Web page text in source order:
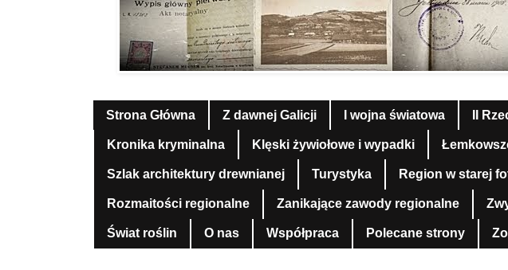
Strona Główna Z dawnej Galicji I wojna światowa II
Kronika kryminalna Klęski żywiołowe i wypadki
Szlak architektury drewnianej Turystyka Region w starej
Rozmaitości regionalne Zanikające zawody regionalne
Świat roślin O nas Współpraca Polecane strony